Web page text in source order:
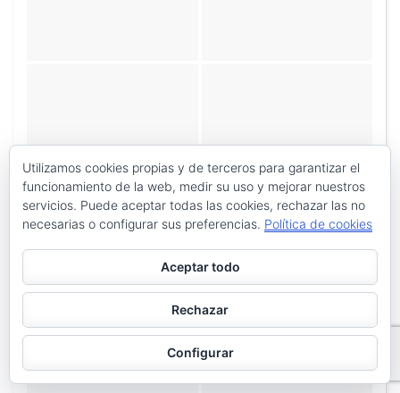
Utilizamos cookies propias y de terceros para garantizar el
funcionamiento de la web, medir su uso y mejorar nuestros
servicios. Puede aceptar todas las cookies, rechazar las no
necesarias o configurar sus preferencias. Política de cookies
Aceptar todo
Rechazar
Configurar